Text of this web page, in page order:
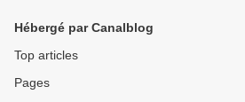
Hébergé par Canalblog
Top articles
Pages